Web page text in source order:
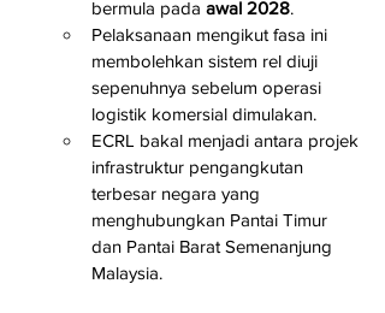
bermula pada awal 2028.
Pelaksanaan mengikut fasa ini
membolehkan sistem rel diuji
sepenuhnya sebelum operasi
logistik komersial dimulakan.
ECRL bakal menjadi antara projek
infrastruktur pengangkutan
terbesar negara yang
menghubungkan Pantai Timur
dan Pantai Barat Semenanjung
Malaysia.